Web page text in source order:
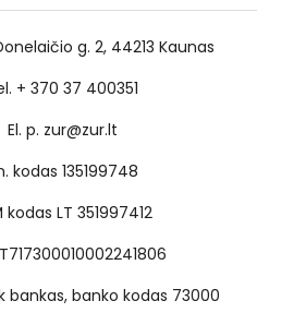
g. 2, 44213 Kaunas
+ 370 37 400351
El. p. zur@zur.lt
kodas 135199748
kodas LT 351997412
bankas, banko kodas 73000